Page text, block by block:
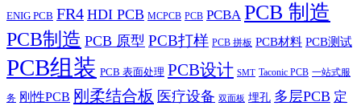
ENIG PCB FR4 HDI PCB MCPCB PCB PCBA PCB 制造
PCB制造 PCB 原型 PCB打样 PCB 拼板 PCB材料 PCB测试
PCB组装 PCB 表面处理 PCB设计 SMT Taconic PCB 一站式服
务 刚性PCB 刚柔结合板 医疗设备 双面板 埋孔 多层PCB 定